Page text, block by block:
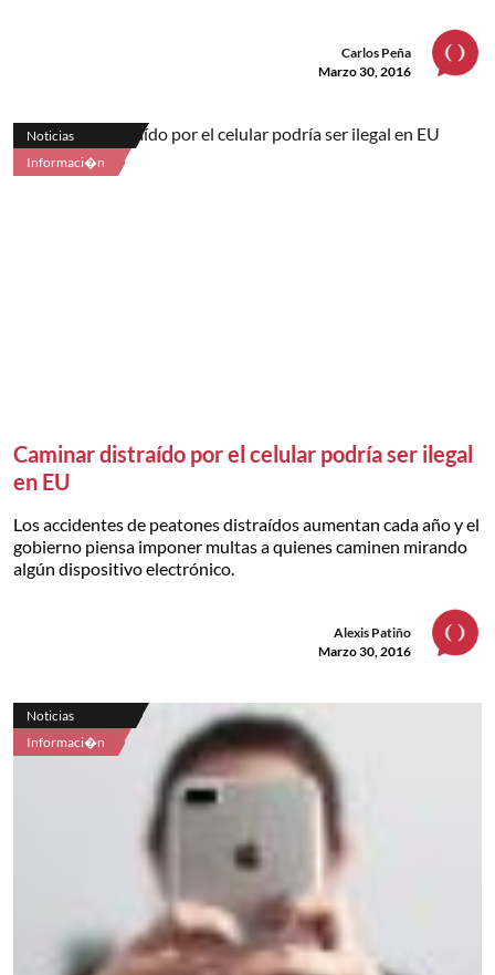
Carlos Peña
Marzo 30, 2016
Noticias
Informaci�n
Caminar distraído por el celular podría ser ilegal
en EU
Los accidentes de peatones distraídos aumentan cada año y el
gobierno piensa imponer multas a quienes caminen mirando
algún dispositivo electrónico.
Alexis Patiño
Marzo 30, 2016
Noticias
Informaci�n